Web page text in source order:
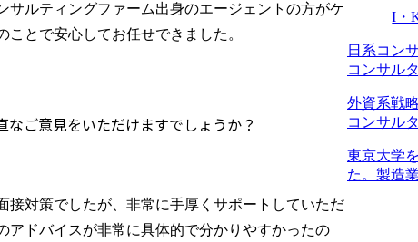
サルティングファーム出身のエージェントの方がケ
とで安心してお任せできました。
ご意見をいただけますでしょうか？
接対策でしたが、非常に手厚くサポートしていただ
アドバイスが非常に具体的で分かりやすかったの
いと思っ
の経験を
たSAP関
務レベル
で見据え
談に乗っ
くいただ
ての転職
ばよいの
転職前は
もよい方
I・
日系コン
コンサル
外資系戦
コンサル
東京大学
た。製造
らです。